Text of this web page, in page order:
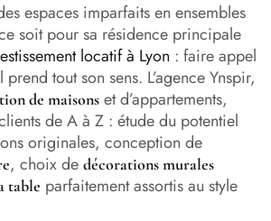
espaces imparfaits en ensembles
soit pour sa résidence principale
locatif à Lyon : faire appel
tout son sens. L’agence Ynspir,
de maisons et d’appartements,
de A à Z : étude du potentiel
originales, conception de
, choix de décorations murales
table parfaitement assortis au style